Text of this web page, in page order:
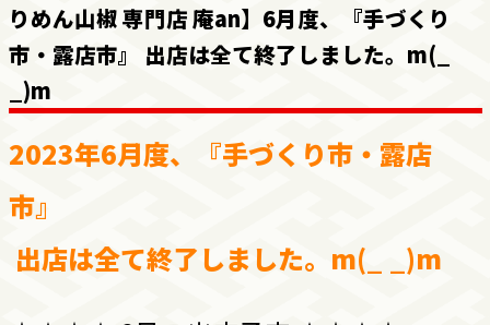
りめん山椒 専門店 庵an】6月度、『手づくり
市・露店市』 出店は全て終了しました。m(_
_)m
2023年6月度、『手づくり市・露店
市』
出店は全て終了しました。m(_ _)m